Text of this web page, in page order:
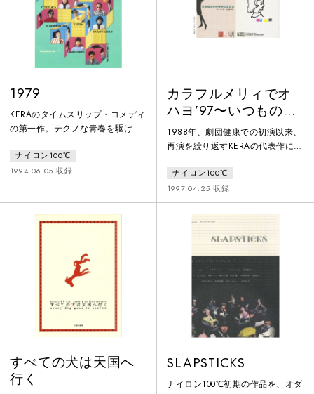
1979
KERAのタイムスリップ・コメディ
の第一作。テクノな青春を駆け抜
代のトーキョーを描いた、映画
「1980」のプロトタイプとも言え
（手塚とおる）への恋心に駆ら
れ、彼の過去を変えたいがために
1994年から1979年にタイムスリ
ップ。15年前の東京で、チカは福
岡からの転校生ミキ（宮前真
樹）、ケンタロウの幼なじみのマ
ナイロン100℃
1994.06.05 収録
カラフルメリィでオ
ハヨ’97〜いつもの軽
い致命傷の朝〜（三
演）
1988年、劇団健康での初演以来、
再演を繰り返すKERAの代表作にし
浜辺の病院で、みのすけ少年はち
ょっと知恵の足りない仲間の患者
達と脱走計画を企てている。そん
な患者達を阻止しようとする医者
患者を逃がさないように見張って
いる。だが患者達は、その症状の
せいなのかまったく集中力がな
く、脱出は難航する。一方、その
脱走劇と同時進行で、ボケ始めた
ナイロン100℃
1997.04.25 収録
すべての犬は天国へ
行く
SLAPSTICKS
ナイロン100℃初期の作品を、オダ